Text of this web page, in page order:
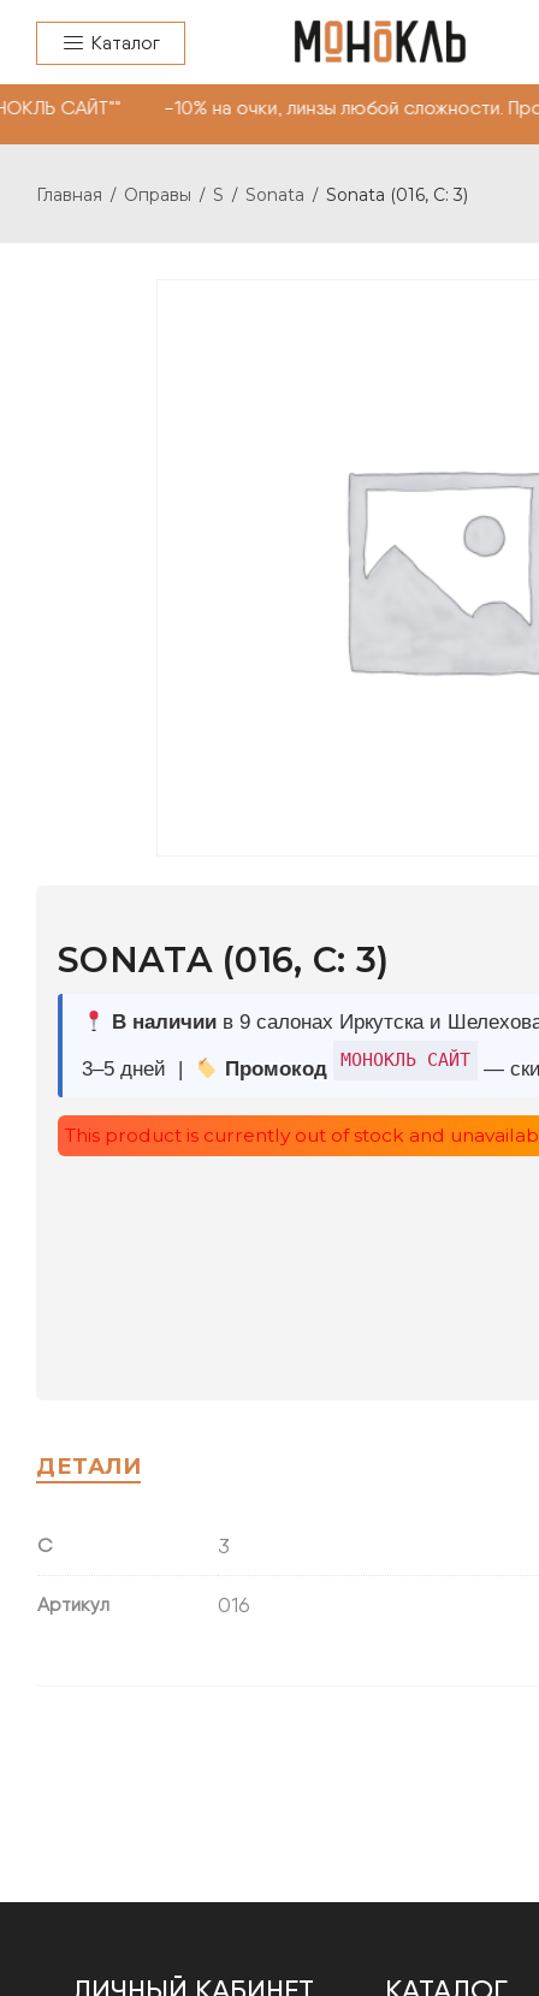
Каталог
-10% на очки, линзы любой
Главная / Оправы / S / Sonata / Sonata (016, С: 3)
This product is currently out of stock and unavailable.
ДЕТАЛИ
С 3
Артикул 016